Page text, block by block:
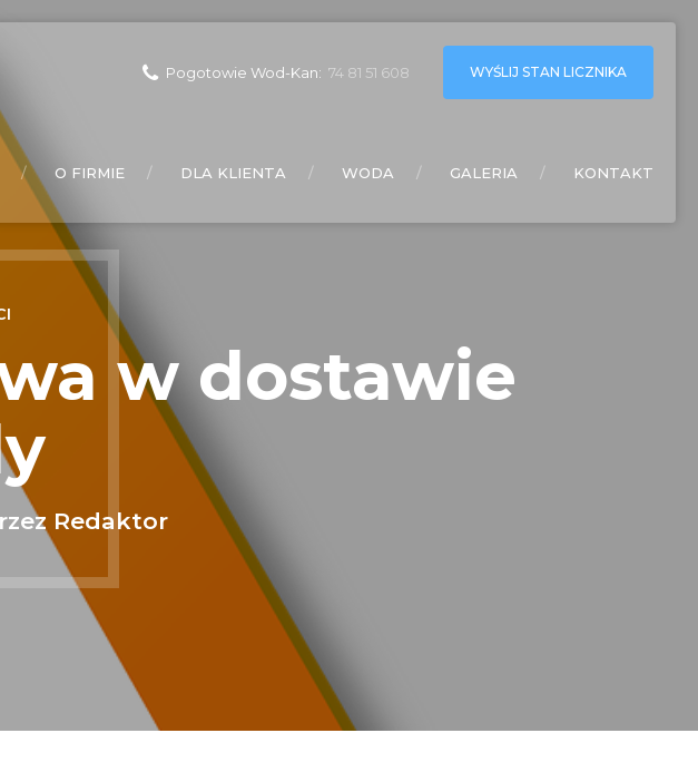
Pogotowie Wod-Kan: 74 81 51 608 WYŚLIJ STAN LICZNIKA
O FIRMIE DLA KLIENTA WODA GALERIA KONTAKT
w dostawie
Redaktor